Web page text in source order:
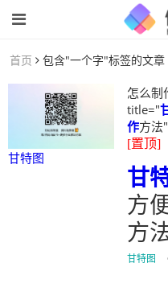
首页 包含"一个字"标签的文章
甘特图
怎么制
title="
作方
[置顶]
甘
方
方
甘特图